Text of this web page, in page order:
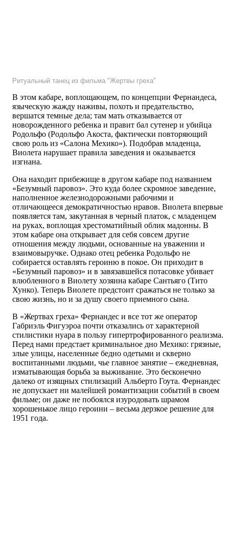
Ритуальный танец из фильма "Жертвы греха"
В этом кабаре, воплощающем, по концепции Фернандеса,
языческую жажду наживы, похоть и предательство,
вершатся темные дела; там мать отказывается от
новорожденного ребенка и правит бал сутенер и убийца
Родольфо (Родольфо Акоста, фактически повторяющий
свою роль из «Салона Мехико»). Подобрав младенца,
Виолета нарушает правила заведения и оказывается
изгнана.
Она находит прибежище в другом кабаре под названием
«Безумный паровоз». Это куда более скромное заведение,
наполненное железнодорожными рабочими и
отличающееся демократичностью нравов. Виолета впервые
появляется там, закутанная в черный платок, с младенцем
на руках, воплощая хрестоматийный облик мадонны. В
этом кабаре она открывает для себя совсем другие
отношения между людьми, основанные на уважении и
взаимовыручке. Однако отец ребенка Родольфо не
собирается оставлять героиню в покое. Он приходит в
«Безумный паровоз» и в завязавшейся потасовке убивает
влюбленного в Виолету хозяина кабаре Сантьяго (Тито
Хунко). Теперь Виолете предстоит сражаться не только за
свою жизнь, но и за душу своего приемного сына.
В «Жертвах греха» Фернандес и все тот же оператор
Габриэль Фигуэроа почти отказались от характерной
стилистики нуара в пользу гипертрофированного реализма.
Перед нами предстает криминальное дно Мехико: грязные,
злые улицы, населенные бедно одетыми и скверно
воспитанными людьми, чье главное занятие – ежедневная,
изматывающая борьба за выживание. Это бесконечно
далеко от изящных стилизаций Альберто Гоута. Фернандес
не допускает ни малейшей романтизации событий в своем
фильме; он даже не побоялся изуродовать шрамом
хорошенькое лицо героини – весьма дерзкое решение для
1951 года.